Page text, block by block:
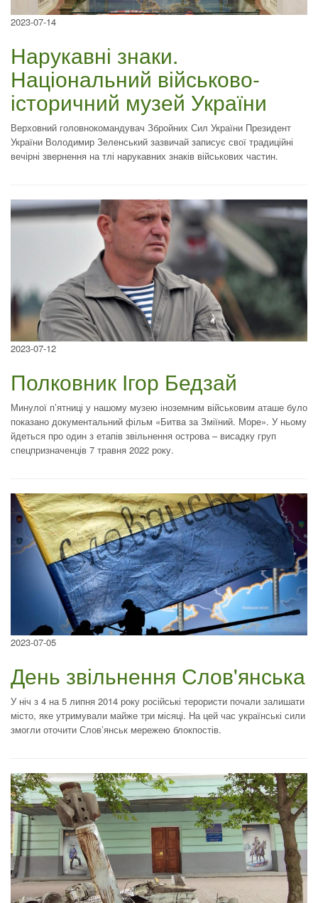
2023-07-14
Нарукавні знаки.
Національний військово-
історичний музей України
Верховний головнокомандувач Збройних Сил України Президент
України Володимир Зеленський зазвичай записує свої традиційні
вечірні звернення на тлі нарукавних знаків військових частин.
2023-07-12
Полковник Ігор Бедзай
Минулої п’ятниці у нашому музею іноземним військовим аташе було
показано документальний фільм «Битва за Зміїний. Море». У ньому
йдеться про один з етапів звільнення острова – висадку груп
спецпризначенців 7 травня 2022 року.
2023-07-05
День звільнення Слов'янська
У ніч з 4 на 5 липня 2014 року російські терористи почали залишати
місто, яке утримували майже три місяці. На цей час українські сили
змогли оточити Слов’янськ мережею блокпостів.